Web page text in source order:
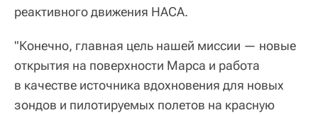
реактивного движения НАСА.
"Конечно, главная цель нашей миссии — новые
открытия на поверхности Марса и работа
в качестве источника вдохновения для новых
зондов и пилотируемых полетов на красную